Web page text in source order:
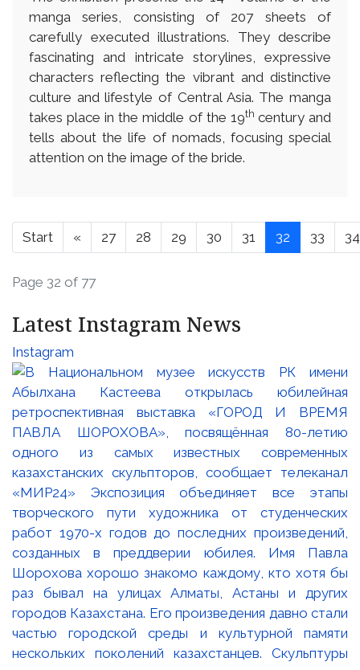
manga series, consisting of 207 sheets of
carefully executed illustrations. They describe
fascinating and intricate storylines, expressive
characters reflecting the vibrant and distinctive
culture and lifestyle of Central Asia. The manga
takes place in the middle of the 19th century and
tells about the life of nomads, focusing special
attention on the image of the bride.
Start « 27 28 29 30 31 32 33 34
Page 32 of 77
Latest Instagram News
Instagram